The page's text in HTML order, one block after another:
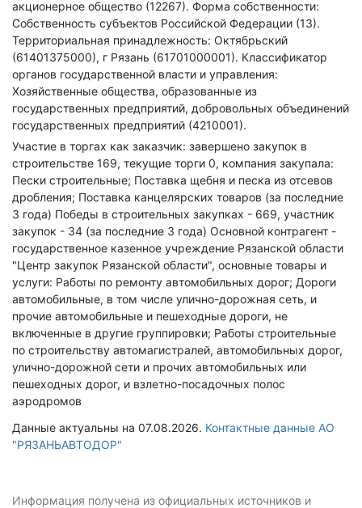
акционерное общество (12267). Форма собственности:
Собственность субъектов Российской Федерации (13).
Территориальная принадлежность: Октябрьский
(61401375000), г Рязань (61701000001). Классификатор
органов государственной власти и управления:
Хозяйственные общества, образованные из
государственных предприятий, добровольных объединений
государственных предприятий (4210001).
Участие в торгах как заказчик: завершено закупок в
строительстве 169, текущие торги 0, компания закупала:
Пески строительные; Поставка щебня и песка из отсевов
дробления; Поставка канцелярских товаров (за последние
3 года) Победы в строительных закупках - 669, участник
закупок - 34 (за последние 3 года) Основной контрагент -
государственное казенное учреждение Рязанской области
"Центр закупок Рязанской области", основные товары и
услуги: Работы по ремонту автомобильных дорог; Дороги
автомобильные, в том числе улично-дорожная сеть, и
прочие автомобильные и пешеходные дороги, не
включенные в другие группировки; Работы строительные
по строительству автомагистралей, автомобильных дорог,
улично-дорожной сети и прочих автомобильных или
пешеходных дорог, и взлетно-посадочных полос
аэродромов
Данные актуальны на 07.08.2026. Контактные данные АО
"РЯЗАНЬАВТОДОР"
Информация получена из официальных источников и